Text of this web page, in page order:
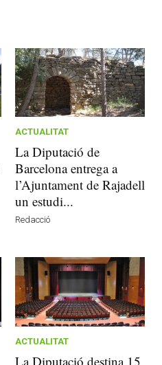
ACTUALITAT
La Diputació de
Barcelona entrega a
l’Ajuntament de Rajadell
un estudi...
Redacció
ACTUALITAT
La Diputació destina 15